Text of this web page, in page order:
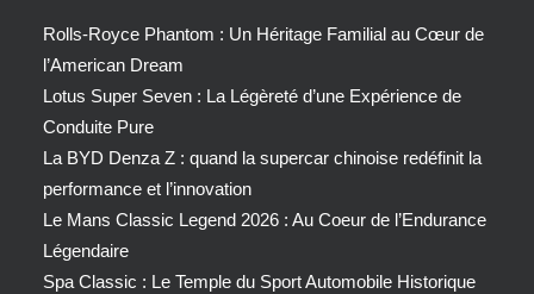
Rolls-Royce Phantom : Un Héritage Familial au Cœur de
l’American Dream
Lotus Super Seven : La Légèreté d’une Expérience de
Conduite Pure
La BYD Denza Z : quand la supercar chinoise redéfinit la
performance et l’innovation
Le Mans Classic Legend 2026 : Au Coeur de l’Endurance
Légendaire
Spa Classic : Le Temple du Sport Automobile Historique